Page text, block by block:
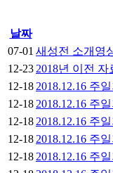
날짜
07-01 새성전 소개영
12-23 2018년 이전
12-18 2018.12.16 주
12-18 2018.12.16 주
12-18 2018.12.16 주
12-18 2018.12.16 주
12-18 2018.12.16 주